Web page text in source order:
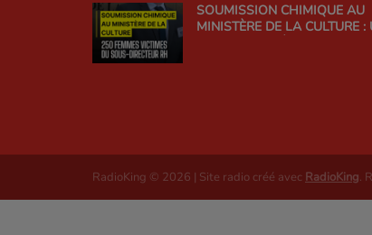
SOUMISSION CHIMIQUE AU
MINISTÈRE DE LA CULTURE :
RadioKing © 2026 | Site radio créé avec RadioKing.